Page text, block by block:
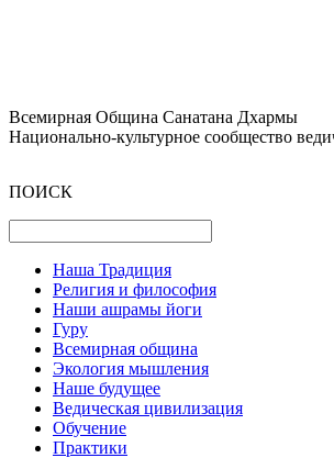
Всемирная Община Санатана Дхармы
Национально-культурное сообщество
ПОИСК
Наша Традиция
Религия и философия
Наши ашрамы йоги
Гуру
Всемирная община
Экология мышления
Наше будущее
Ведическая цивилизация
Обучение
Практики